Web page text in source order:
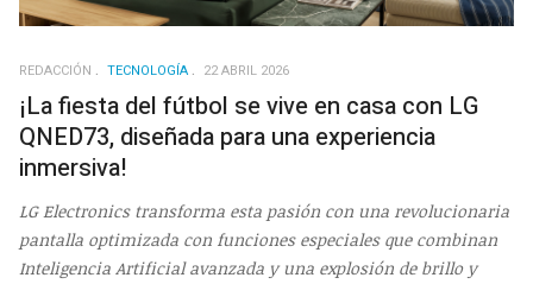
REDACCIÓN TECNOLOGÍA 22 ABRIL 2026
¡La fiesta del fútbol se vive en casa con LG
QNED73, diseñada para una experiencia
inmersiva!
LG Electronics transforma esta pasión con una revolucionaria
pantalla optimizada con funciones especiales que combinan
Inteligencia Artificial avanzada y una explosión de brillo y